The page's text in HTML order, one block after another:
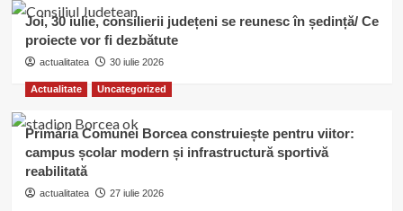
Joi, 30 iulie, consilierii județeni se reunesc în ședință/ Ce
proiecte vor fi dezbătute
actualitatea 30 iulie 2026
Actualitate Uncategorized
Primăria Comunei Borcea construiește pentru viitor:
campus școlar modern și infrastructură sportivă
reabilitată
actualitatea 27 iulie 2026